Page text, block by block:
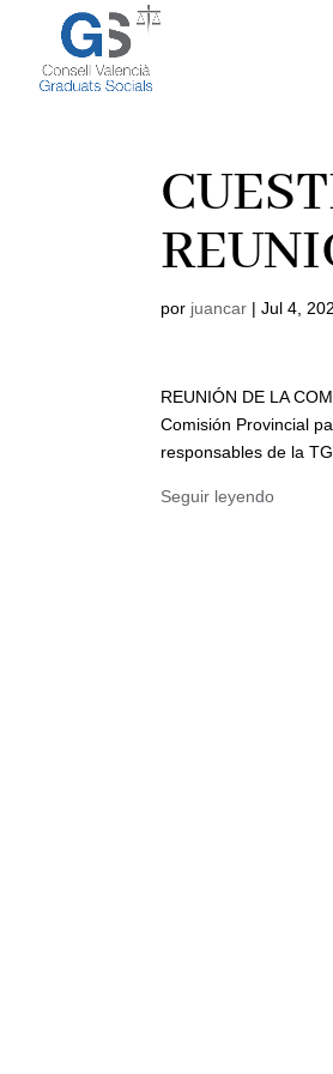
por juancar |Jul 4,
REUNIÓN DE LA
Comisión Provincial
responsables de la
Seguir leyendo